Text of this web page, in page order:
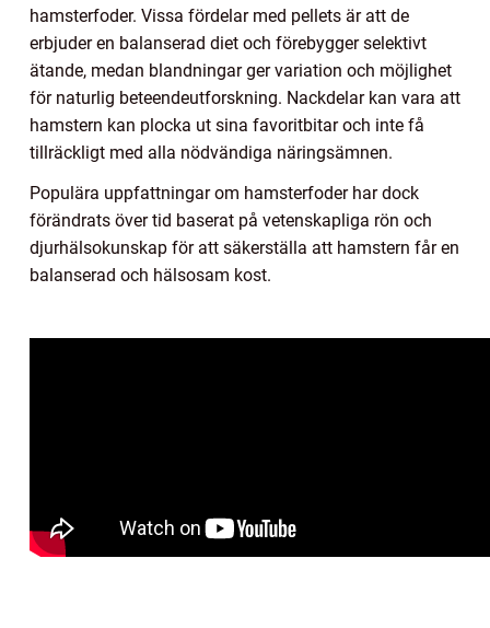
hamsterfoder. Vissa fördelar med pellets är att de
erbjuder en balanserad diet och förebygger selektivt
ätande, medan blandningar ger variation och möjlighet
för naturlig beteendeutforskning. Nackdelar kan vara att
hamstern kan plocka ut sina favoritbitar och inte få
tillräckligt med alla nödvändiga näringsämnen.
Populära uppfattningar om hamsterfoder har dock
förändrats över tid baserat på vetenskapliga rön och
djurhälsokunskap för att säkerställa att hamstern får en
balanserad och hälsosam kost.